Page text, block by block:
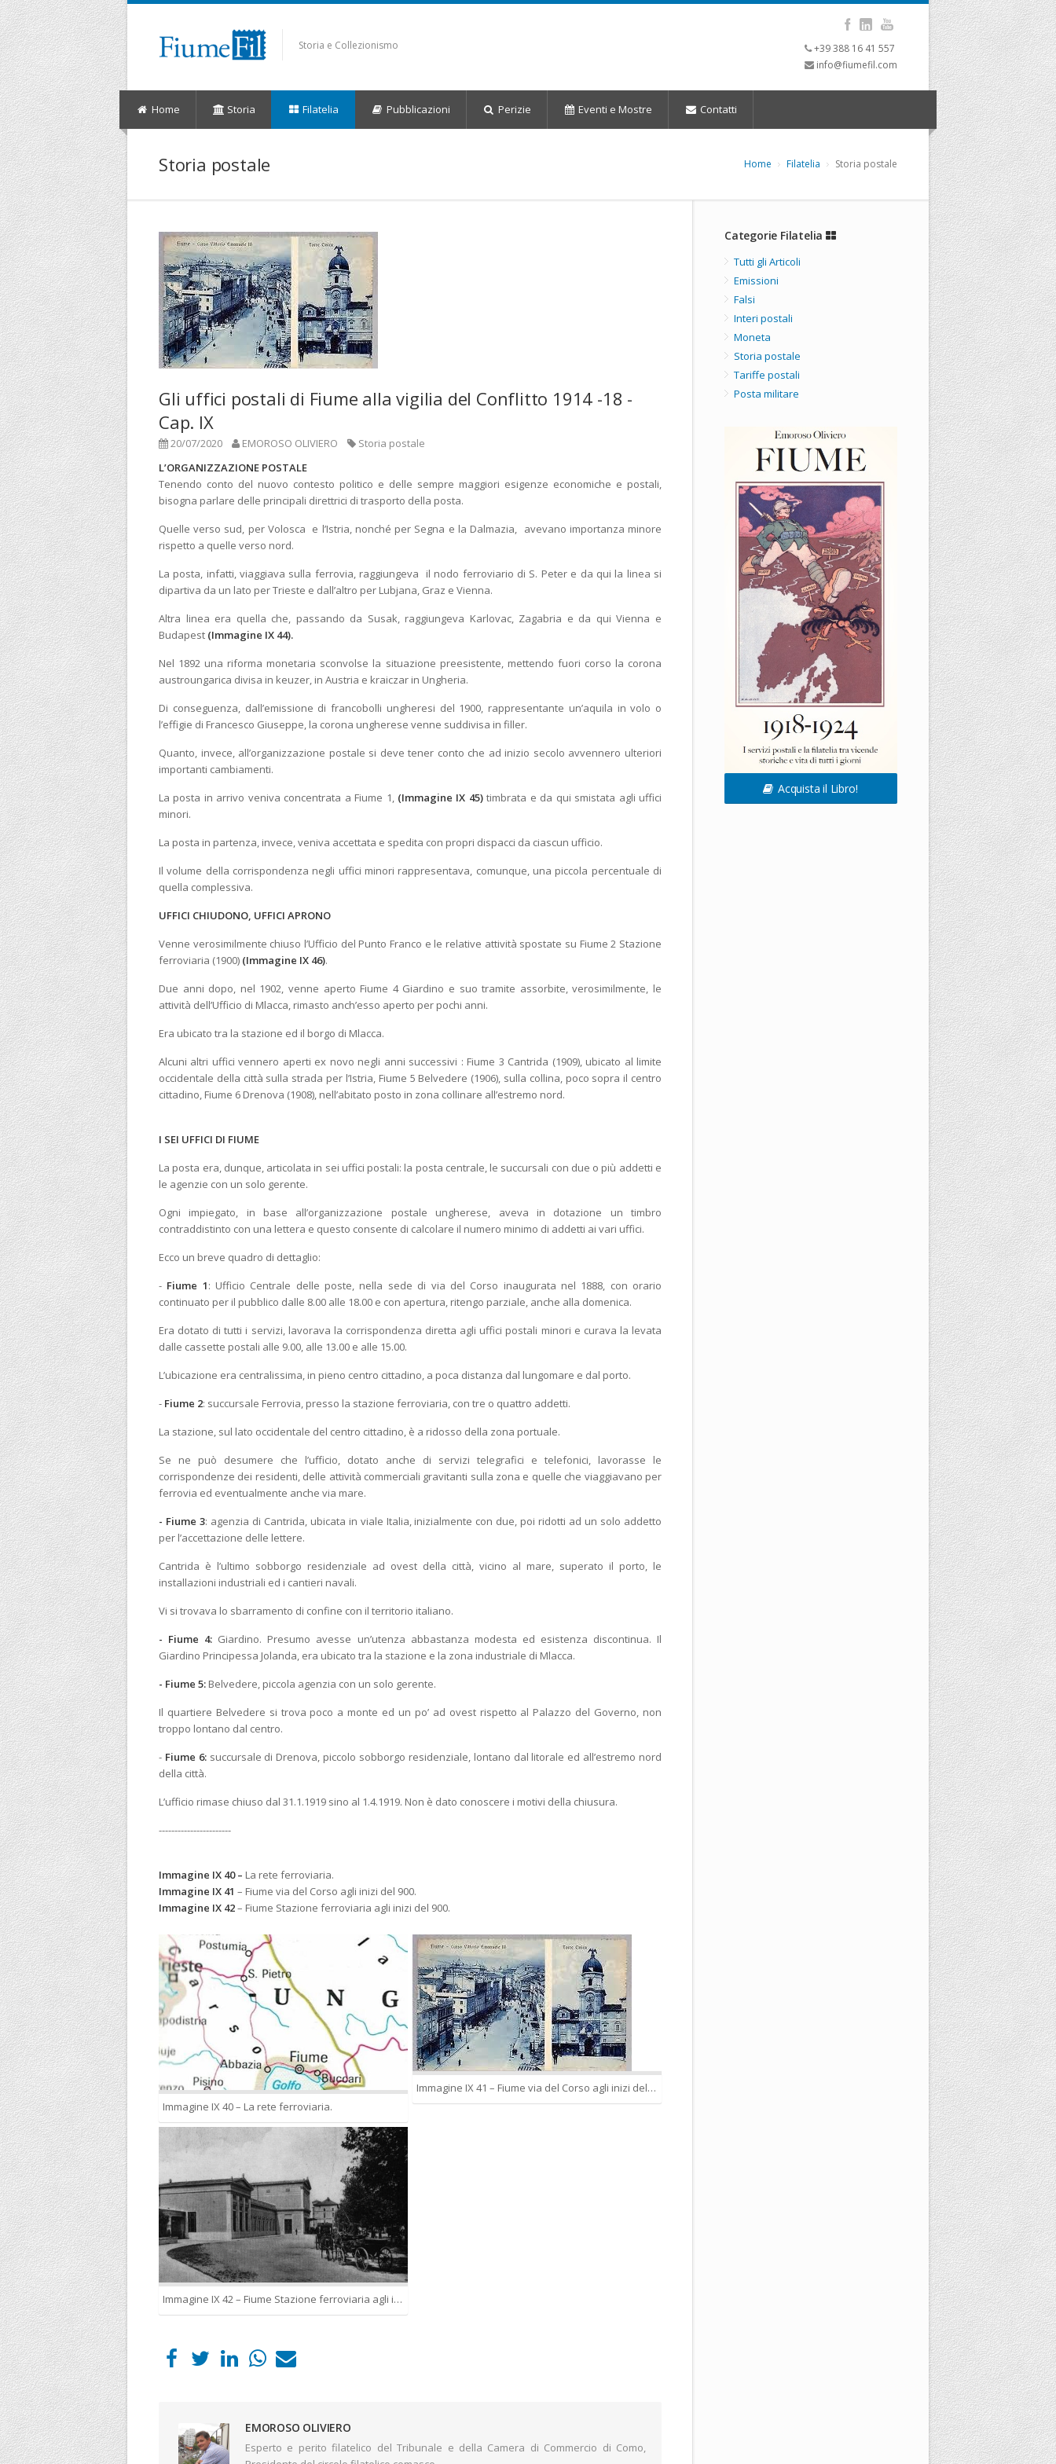
Storia e Collezionismo
+39 388 16 41 557
info@fiumefil.com
Home Storia Filatelia Pubblicazioni Perizie Eventi e Mostre Contatti
Storia postale Home Filatelia Storia postale
Gli uffici postali di Fiume alla vigilia del Conflitto 1914 -18 -
Cap. IX
20/07/2020 EMOROSO OLIVIERO
Storia postale
L’ORGANIZZAZIONE POSTALE
Tenendo conto del nuovo contesto politico e delle sempre maggiori esigenze economiche e postali,
bisogna parlare delle principali direttrici di trasporto della posta.
Quelle verso sud, per Volosca e l’Istria, nonché per Segna e la Dalmazia, avevano importanza minore
rispetto a quelle verso nord.
La posta, infatti, viaggiava sulla ferrovia, raggiungeva il nodo ferroviario di S. Peter e da qui la linea si
dipartiva da un lato per Trieste e dall’altro per Lubjana, Graz e Vienna.
Altra linea era quella che, passando da Susak, raggiungeva Karlovac, Zagabria e da qui Vienna e
Budapest (Immagine IX 44).
Nel 1892 una riforma monetaria sconvolse la situazione preesistente, mettendo fuori corso la corona
austroungarica divisa in keuzer, in Austria e kraiczar in Ungheria.
Di conseguenza, dall’emissione di francobolli ungheresi del 1900, rappresentante un’aquila in volo o
l’effigie di Francesco Giuseppe, la corona ungherese venne suddivisa in filler.
Quanto, invece, all’organizzazione postale si deve tener conto che ad inizio secolo avvennero ulteriori
importanti cambiamenti.
La posta in arrivo veniva concentrata a Fiume 1, (Immagine IX 45)timbrata e da qui smistata agli uffici
minori.
La posta in partenza, invece, veniva accettata e spedita con propri dispacci da ciascun ufficio.
Il volume della corrispondenza negli uffici minori rappresentava, comunque, una piccola percentuale di
quella complessiva.
UFFICI CHIUDONO, UFFICI APRONO
Venne verosimilmente chiuso l’Ufficio del Punto Franco e le relative attività spostate su Fiume 2 Stazione
ferroviaria (1900) (Immagine IX 46).
Due anni dopo, nel 1902, venne aperto Fiume 4 Giardino e suo tramite assorbite, verosimilmente, le
attività dell’Ufficio di Mlacca, rimasto anch’esso aperto per pochi anni.
Era ubicato tra la stazione ed il borgo di Mlacca.
Alcuni altri uffici vennero aperti ex novo negli anni successivi : Fiume 3 Cantrida (1909), ubicato al limite
occidentale della città sulla strada per l’Istria, Fiume 5 Belvedere (1906), sulla collina, poco sopra il centro
cittadino, Fiume 6 Drenova (1908), nell’abitato posto in zona collinare all’estremo nord.
I SEI UFFICI DI FIUME
La posta era, dunque, articolata in sei uffici postali: la posta centrale, le succursali con due o più addetti e
le agenzie con un solo gerente.
Ogni impiegato, in base all’organizzazione postale ungherese, aveva in dotazione un timbro
contraddistinto con una lettera e questo consente di calcolare il numero minimo di addetti ai vari uffici.
Ecco un breve quadro di dettaglio:
- Fiume 1: Ufficio Centrale delle poste, nella sede di via del Corso inaugurata nel 1888, con orario
continuato per il pubblico dalle 8.00 alle 18.00 e con apertura, ritengo parziale, anche alla domenica.
Era dotato di tutti i servizi, lavorava la corrispondenza diretta agli uffici postali minori e curava la levata
dalle cassette postali alle 9.00, alle 13.00 e alle 15.00.
L’ubicazione era centralissima, in pieno centro cittadino, a poca distanza dal lungomare e dal porto.
- Fiume 2: succursale Ferrovia, presso la stazione ferroviaria, con tre o quattro addetti.
La stazione, sul lato occidentale del centro cittadino, è a ridosso della zona portuale.
Se ne può desumere che l’ufficio, dotato anche di servizi telegrafici e telefonici, lavorasse le
corrispondenze dei residenti, delle attività commerciali gravitanti sulla zona e quelle che viaggiavano per
ferrovia ed eventualmente anche via mare.
- Fiume 3: agenzia di Cantrida, ubicata in viale Italia, inizialmente con due, poi ridotti ad un solo addetto
per l’accettazione delle lettere.
Cantrida è l’ultimo sobborgo residenziale ad ovest della città, vicino al mare, superato il porto, le
installazioni industriali ed i cantieri navali.
Vi si trovava lo sbarramento di confine con il territorio italiano.
- Fiume 4: Giardino. Presumo avesse un’utenza abbastanza modesta ed esistenza discontinua. Il
Giardino Principessa Jolanda, era ubicato tra la stazione e la zona industriale di Mlacca.
- Fiume 5: Belvedere, piccola agenzia con un solo gerente.
Il quartiere Belvedere si trova poco a monte ed un po’ ad ovest rispetto al Palazzo del Governo, non
troppo lontano dal centro.
- Fiume 6: succursale di Drenova, piccolo sobborgo residenziale, lontano dal litorale ed all’estremo nord
della città.
L’ufficio rimase chiuso dal 31.1.1919 sino al 1.4.1919. Non è dato conoscere i motivi della chiusura.
-----------------------
Immagine IX 40 – La rete ferroviaria.
Immagine IX 41 – Fiume via del Corso agli inizi del 900.
Immagine IX 42– Fiume Stazione ferroviaria agli inizi del 900.
Immagine IX 40 – La rete ferroviaria.
Immagine IX 41 – Fiume via del Corso agli inizi del 900.
Immagine IX 42 – Fiume Stazione ferroviaria agli inizi del 900.
EMOROSO OLIVIERO
Esperto e perito filatelico del Tribunale e della Camera di Commercio di Como,
Categorie Filatelia
Tutti gli Articoli
Emissioni
Falsi
Interi postali
Moneta
Storia postale
Tariffe postali
Posta militare
Acquista il Libro!